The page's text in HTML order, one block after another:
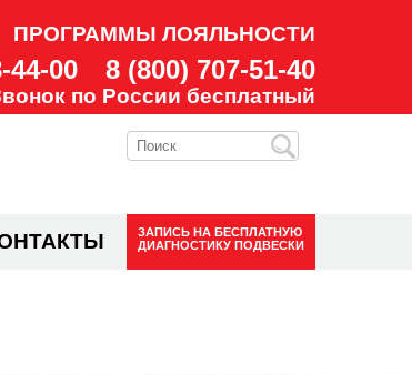
ПРОГРАММЫ ЛОЯЛЬНОСТИ
44-00 8 (800) 707-51-40
по России бесплатный
ЗАПИСЬ НА БЕСПЛАТНУЮ
ДИАГНОСТИКУ ПОДВЕСКИ